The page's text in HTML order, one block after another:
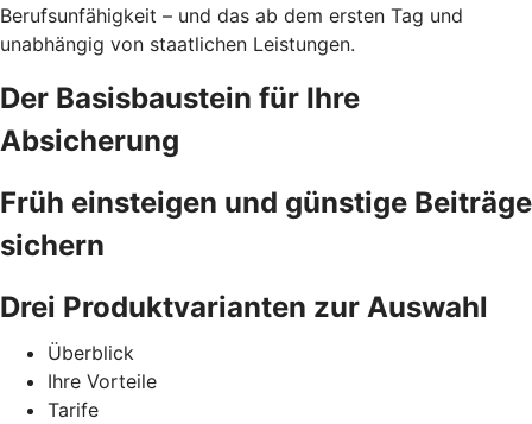
Berufsunfähigkeit – und das ab dem ersten Tag und
unabhängig von staatlichen Leistungen.
Der Basisbaustein für Ihre
Absicherung
Früh einsteigen und günstige Beiträge
sichern
Drei Produktvarianten zur Auswahl
Überblick
Ihre Vorteile
Tarife